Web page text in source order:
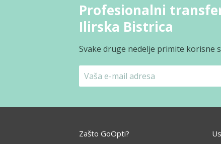
Profesionalni
Ilirska Bistrica
Svake druge nedelje primite korisne
Zašto GoOpti?